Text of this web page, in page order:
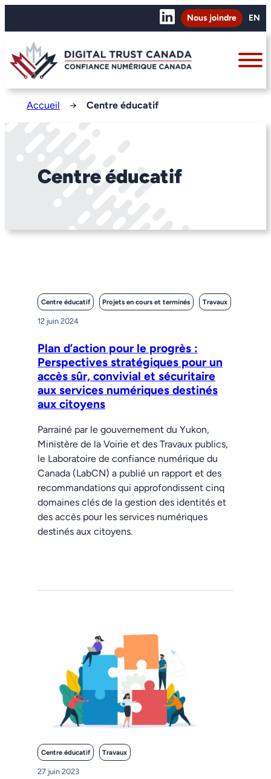
Nous joindre EN
Accueil → Centre éducatif
Centre éducatif
Centre éducatif Projets en cours et terminés Travaux
12 juin 2024
Plan d’action pour le progrès :
Perspectives stratégiques pour un
accès sûr, convivial et sécuritaire
aux services numériques destinés
aux citoyens
Parrainé par le gouvernement du Yukon,
Ministère de la Voirie et des Travaux publics,
le Laboratoire de confiance numérique du
Canada (LabCN) a publié un rapport et des
recommandations qui approfondissent cinq
domaines clés de la gestion des identités et
des accès pour les services numériques
destinés aux citoyens.
Centre éducatif Travaux
27 juin 2023